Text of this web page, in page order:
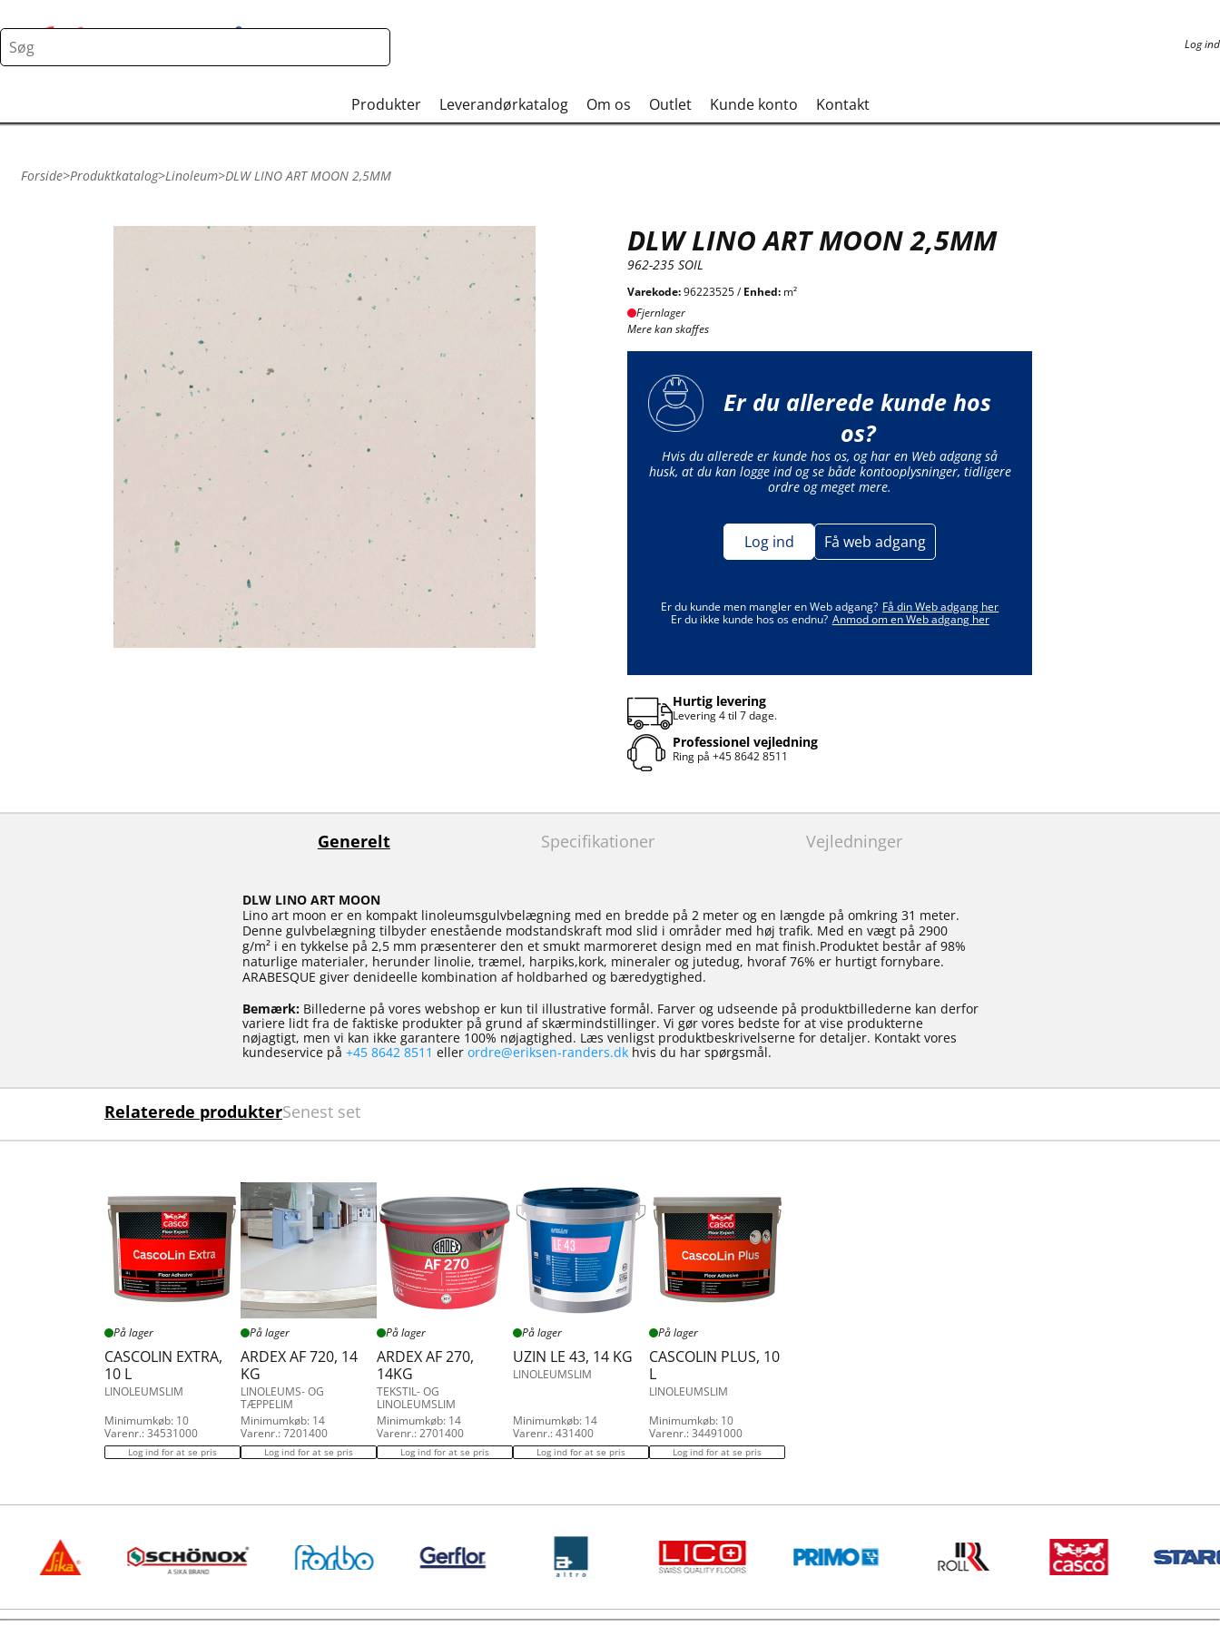
Log ind
Produkter Leverandørkatalog Om os Outlet Kunde konto Kontakt
Forside>Produktkatalog>Linoleum>DLW LINO ART MOON 2,5MM
DLW LINO ART MOON 2,5MM
962-235 SOIL
Varekode:96223525 /Enhed: m²
Fjernlager
Mere kan skaffes
Er du allerede kunde hos
os?
Hvis du allerede er kunde hos os, og har en Web adgang så
husk, at du kan logge ind og se både kontooplysninger, tidligere
ordre og meget mere.
Log ind Få web adgang
Er du kunde men mangler en Web adgang? Få din Web adgang her
Er du ikke kunde hos os endnu? Anmod om en Web adgang her
Hurtig levering
Levering 4 til 7 dage.
Professionel vejledning
Ring på+45 8642 8511
Generelt Specifikationer Vejledninger
DLW LINO ART MOON
Lino art moon er en kompakt linoleumsgulvbelægning med en bredde på 2 meter og en længde på omkring 31 meter.
Denne gulvbelægning tilbyder enestående modstandskraft mod slid i områder med høj trafik. Med en vægt på 2900
g/m² i en tykkelse på 2,5 mm præsenterer den et smukt marmoreret design med en mat finish.Produktet består af 98%
naturlige materialer, herunder linolie, træmel, harpiks,kork, mineraler og jutedug, hvoraf 76% er hurtigt fornybare.
ARABESQUE giver denideelle kombination af holdbarhed og bæredygtighed.
Bemærk:Billederne på vores webshop er kun til illustrative formål. Farver og udseende på produktbillederne kan derfor
variere lidt fra de faktiske produkter på grund af skærmindstillinger. Vi gør vores bedste for at vise produkterne
nøjagtigt, men vi kan ikke garantere 100% nøjagtighed. Læs venligst produktbeskrivelserne for detaljer. Kontakt vores
kundeservice på +45 8642 8511 eller ordre@eriksen-randers.dkhvis du har spørgsmål.
Relaterede produkterSenest set
På lager
CASCOLIN EXTRA,
10 L
LINOLEUMSLIM
Minimumkøb: 10
Varenr.: 34531000
Log ind for at se pris
På lager
ARDEX AF 720, 14
KG
LINOLEUMS- OG
TÆPPELIM
Minimumkøb: 14
Varenr.: 7201400
Log ind for at se pris
På lager
ARDEX AF 270,
14KG
TEKSTIL- OG
LINOLEUMSLIM
Minimumkøb: 14
Varenr.: 2701400
Log ind for at se pris
På lager
UZIN LE 43, 14 KG
LINOLEUMSLIM
Minimumkøb: 14
Varenr.: 431400
Log ind for at se pris
På lager
CASCOLIN PLUS, 10
L
LINOLEUMSLIM
Minimumkøb: 10
Varenr.: 34491000
Log ind for at se pris